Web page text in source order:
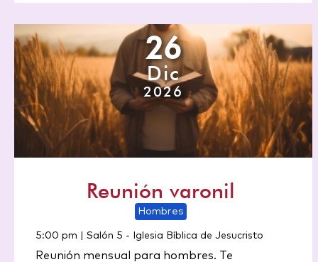
26
Dic
2026
Reunión varonil
Hombres
5:00 pm | Salón 5 - Iglesia Bíblica de Jesucristo
Reunión mensual para hombres. Te